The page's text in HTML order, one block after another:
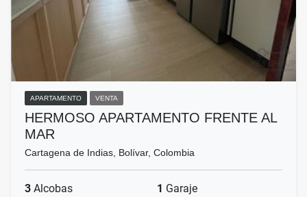
APARTAMENTO VENTA
HERMOSO APARTAMENTO FRENTE AL
MAR
Cartagena de Indias, Bolívar, Colombia
3 Alcobas 1 Garaje